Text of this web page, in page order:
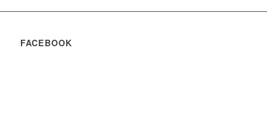
FACEBOOK